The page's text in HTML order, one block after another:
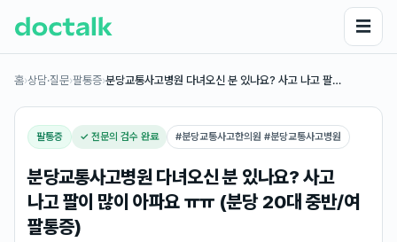
☰
홈›상담·질문›팔통증›분당교통사고병원 다녀오신 분 있나요? 사고 나고 팔…
팔통증 ✓ 전문의 검수 완료 #분당교통사고한의원 #분당교통사고병원
분당교통사고병원 다녀오신 분 있나요? 사고
나고 팔이 많이 아파요 ㅠㅠ (분당 20대 중반/여
팔통증)